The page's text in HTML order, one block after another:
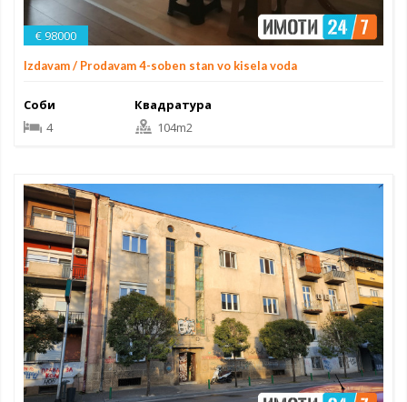
€ 98000
Izdavam / Prodavam 4-soben stan vo kisela voda
Соби
4
Квадратура
104m2